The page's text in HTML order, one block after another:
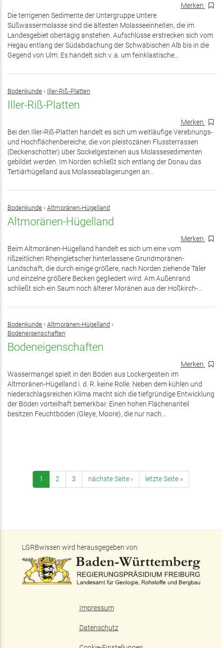
Merken
Die terrigenen Sedimente der Untergruppe Untere
Süßwassermolasse sind die ältesten Molasseeinheiten, die im
Landesgebiet obertägig anstehen. Aufschlüsse erstrecken sich vom
Hegau entlang der Südabdachung der Schwäbischen Alb bis in die
Gegend von Ulm. Es handelt sich v. a. um feinklastische...
Bodenkunde › Iller-Riß-Platten
Iller-Riß-Platten
Merken
Bei den Iller-Riß-Platten handelt es sich um weitläufige Verebnungs-
und Hochflächenbereiche, die von pleistozänen Flussterrassen
(Deckenschotter) über Sockelgesteinen aus Molassesedimenten
gebildet werden. Im Norden schließt sich entlang der Donau das
Tertiärhügelland aus Molasseablagerungen an...
Bodenkunde › Altmoränen-Hügelland
Altmoränen-Hügelland
Merken
Beim Altmoränen-Hügelland handelt es sich um eine vom
rißzeitlichen Rheingletscher hinterlassene Grundmoränen-
Landschaft, die durch einige größere, nach Norden ziehende Täler
und einzelne größere Becken gegliedert wird. Am Außenrand
schließt sich ein Saum noch älterer Moränen aus der Hoßkirch-...
Bodenkunde › Altmoränen-Hügelland ›
Bodeneigenschaften
Bodeneigenschaften
Merken
Wassermangel spielt in den Böden aus Lockergestein im
Altmoränen-Hügelland i. d. R. keine Rolle. Neben dem kühlen und
niederschlagsreichen Klima macht sich die tiefgründige Entwicklung
der Böden vorteilhaft bemerkbar. Einen hohen Flächenanteil
besitzen Feuchtböden (Gleye, Moore), die nur nach...
1 2 3 nächste Seite › letzte Seite »
LGRBwissen wird herausgegeben von:
Impressum
Datenschutz